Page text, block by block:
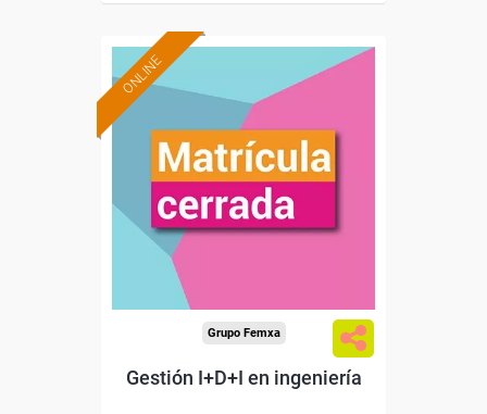
ONLINE
Grupo Femxa
Gestión I+D+I en ingeniería